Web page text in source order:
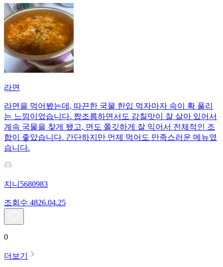
라면
라면을 먹어봤는데, 따끈한 국물 한입 먹자마자 속이 확 풀리
는 느낌이었습니다. 짭조름하면서도 감칠맛이 잘 살아 있어서
계속 국물을 찾게 됐고, 면도 쫄깃하게 잘 익어서 전체적인 조
합이 좋았습니다. 간단하지만 언제 먹어도 만족스러운 메뉴였
습니다.
지니5680983
조회수 4826.04.25
0
더보기